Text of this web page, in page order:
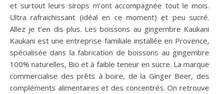
et surtout leurs sirops m’ont accompagnée tout le mois.
Ultra rafraichissant (idéal en ce moment) et peu sucré.
Allez je t’en dis plus. Les boissons au gingembre Kaukani
Kaukani est une entreprise familiale installée en Provence,
spécialisée dans la fabrication de boissons au gingembre
100% naturelles, Bio et à faible teneur en sucre. La marque
commercialise des prêts à boire, de la Ginger Beer, des
compléments alimentaires et des concentrés. On retrouve